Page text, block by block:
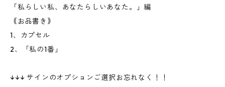
「私らしい私、あなたらしいあなた。」編
｟お品書き｠
1、カプセル
2、「私の1番」
↓↓↓ サインのオプションご選択お忘れなく！！